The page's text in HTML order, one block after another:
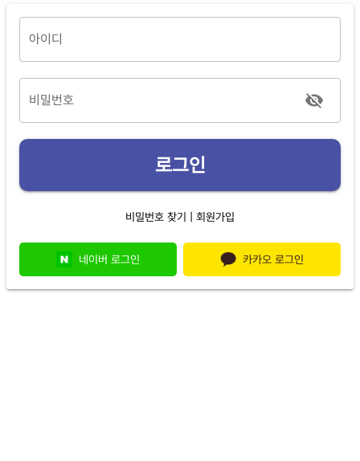
아이디
비밀번호
로그인
비밀번호 찾기 | 회원가입
네이버 로그인 카카오 로그인